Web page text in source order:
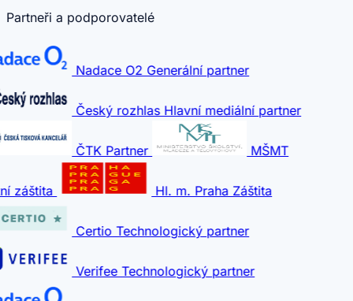
Partneři a podporovatelé
Nadace O2 Generální partner
Český rozhlas Hlavní mediální partner
ČTK Partner MŠMT
záštita Hl. m. Praha Záštita
Certio Technologický partner
Verifee Technologický partner